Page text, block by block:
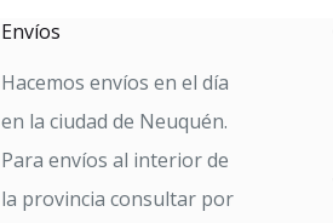
Envíos
Hacemos envíos en el día
en la ciudad de Neuquén.
Para envíos al interior de
la provincia consultar por